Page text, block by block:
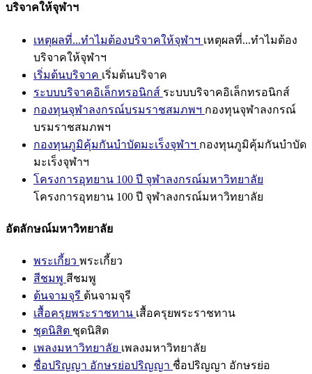
บริจาคให้จุฬาฯ
เหตุผลที่...ทำไมต้องบริจาคให้จุฬาฯ เหตุผลที่...ทำไมต้อง
บริจาคให้จุฬาฯ
เริ่มต้นบริจาค เริ่มต้นบริจาค
ระบบบริจาคอิเล็กทรอนิกส์ ระบบบริจาคอิเล็กทรอนิกส์
กองทุนจุฬาลงกรณ์บรมราชสมภพฯ กองทุนจุฬาลงกรณ์
บรมราชสมภพฯ
กองทุนภูมิคุ้มกันบำบัดมะเร็งจุฬาฯ กองทุนภูมิคุ้มกันบำบัด
มะเร็งจุฬาฯ
โครงการอุทยาน 100 ปี จุฬาลงกรณ์มหาวิทยาลัย
โครงการอุทยาน 100 ปี จุฬาลงกรณ์มหาวิทยาลัย
อัตลักษณ์มหาวิทยาลัย
พระเกี้ยว พระเกี้ยว
สีชมพู สีชมพู
ต้นจามจุรี ต้นจามจุรี
เสื้อครุยพระราชทาน เสื้อครุยพระราชทาน
ชุดนิสิต ชุดนิสิต
เพลงมหาวิทยาลัย เพลงมหาวิทยาลัย
ชื่อปริญญา อักษรย่อปริญญา ชื่อปริญญา อักษรย่อ